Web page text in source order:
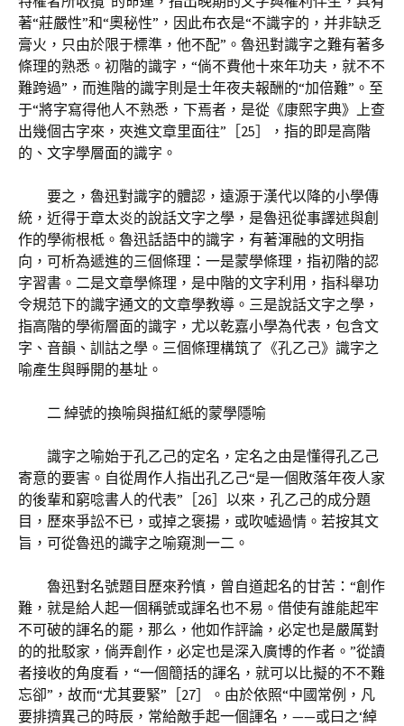
著“莊嚴性”和“奧秘性”，因此布衣是“不識字的，并非缺乏
膏火，只由於限于標準，他不配”。魯迅對識字之難有著多
條理的熟悉。初階的識字，“倘不費他十來年功夫，就不不
難跨過”，而進階的識字則是士年夜夫報酬的“加倍難”。至
于“將字寫得他人不熟悉，下焉者，是從《康熙字典》上查
出幾個古字來，夾進文章里面往”［25］，指的即是高階
的、文字學層面的識字。
要之，魯迅對識字的體認，遠源于漢代以降的小學傳
統，近得于章太炎的說話文字之學，是魯迅從事譯述與創
作的學術根柢。魯迅話語中的識字，有著渾融的文明指
向，可析為遞進的三個條理：一是蒙學條理，指初階的認
字習書。二是文章學條理，是中階的文字利用，指科舉功
令規范下的識字通文的文章學教導。三是說話文字之學，
指高階的學術層面的識字，尤以乾嘉小學為代表，包含文
字、音韻、訓詁之學。三個條理構筑了《孔乙己》識字之
喻產生與睜開的基址。
二 綽號的換喻與描紅紙的蒙學隱喻
識字之喻始于孔乙己的定名，定名之由是懂得孔乙己
寄意的要害。自從周作人指出孔乙己“是一個敗落年夜人家
的後輩和窮唸書人的代表”［26］以來，孔乙己的成分題
目，歷來爭訟不已，或掉之褒揚，或吹噓過情。若按其文
旨，可從魯迅的識字之喻窺測一二。
魯迅對名號題目歷來矜慎，曾自道起名的甘苦：“創作
難，就是給人起一個稱號或諢名也不易。借使有誰能起牢
不可破的諢名的罷，那么，他如作評論，必定也是嚴厲對
的的批駁家，倘弄創作，必定也是深入廣博的作者。”從讀
者接收的角度看，“一個簡括的諢名，就可以比擬的不不難
忘卻”，故而“尤其要緊”［27］。由於依照“中國常例，凡
要排擠異己的時辰，常給敵手起一個諢名，——或曰之‘綽